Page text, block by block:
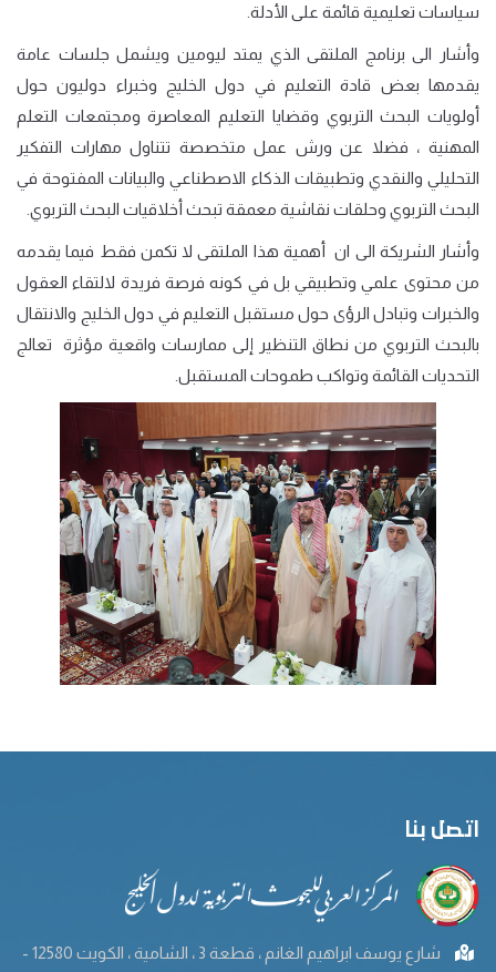
سياسات تعليمية قائمة على الأدلة
وأشار الى برنامج الملتقى الذي يمتد ليومين ويشمل جلسات عامة
يقدمها بعض قادة التعليم في دول الخليج وخبراء دوليون حول
أولويات البحث التربوي وقضايا التعليم المعاصرة ومجتمعات التعلم
المهنية ، فضلا عن ورش عمل متخصصة تتناول مهارات التفكير
التحليلي والنقدي وتطبيقات الذكاء الاصطناعي والبيانات المفتوحة في
البحث التربوي وحلقات نقاشية معمقة تبحث أخلاقيات البحث التربوي.
وأشار الشريكة الى ان أهمية هذا الملتقى لا تكمن فقط فيما يقدمه
من محتوى علمي وتطبيقي بل في كونه فرصة فريدة لالتقاء العقول
والخبرات وتبادل الرؤى حول مستقبل التعليم في دول الخليج والانتقال
بالبحث التربوي من نطاق التنظير إلى ممارسات واقعية مؤثرة تعالج
التحديات القائمة وتواكب طموحات المستقبل
اتصل بنا
شارع يوسف ابراهيم الغانم ، قطعة 3 ، الشامية ، الكويت 12580 -